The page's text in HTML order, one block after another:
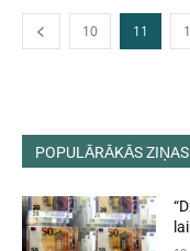
10 11
POPULĀRĀKĀS ZIŅAS